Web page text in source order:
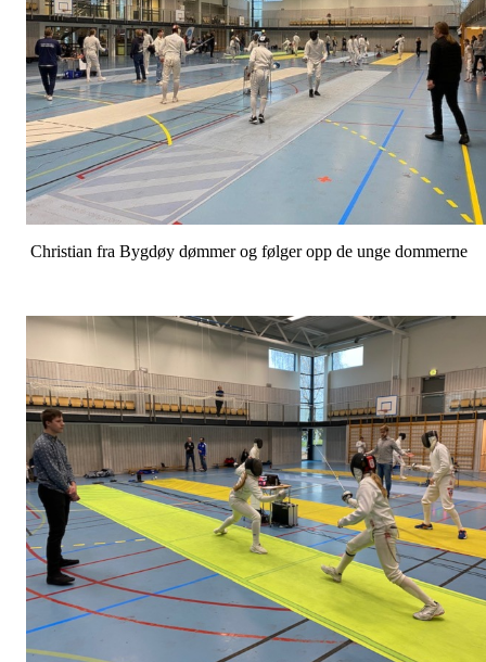
Christian fra Bygdøy dømmer og følger opp de unge dommerne